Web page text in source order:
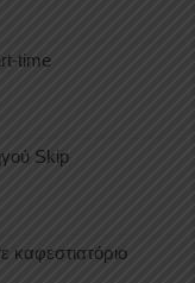
time
Skip
καφεστιατόριο